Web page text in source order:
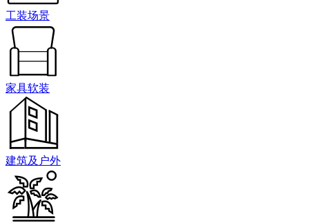
工装场景
家具软装
建筑及户外